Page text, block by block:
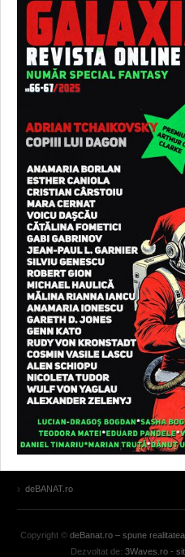
deBANAT.ro
Copyright © deBanat.ro – spune
Dezvoltat de: 3Waves.ro -